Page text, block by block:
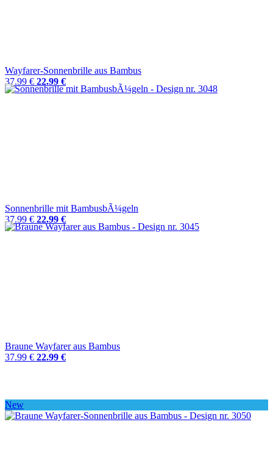
Wayfarer-Sonnenbrille aus Bambus
37.99 € 22.99 €
Sonnenbrille mit BambusbÃ¼geln
37.99 € 22.99 €
Braune Wayfarer aus Bambus
37.99 € 22.99 €
New